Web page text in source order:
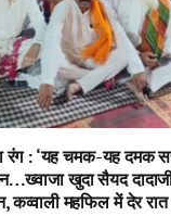
रंग : ‘यह चमक-यह दमक
खुदा सैयद
कव्वाली महफिल में देर